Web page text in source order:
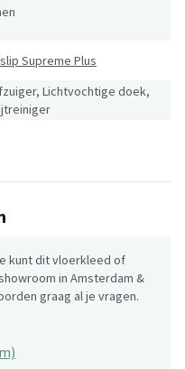
Supreme Plus
Lichtvochtige doek,
kunt dit vloerkleed of
in Amsterdam &
graag al je vragen.